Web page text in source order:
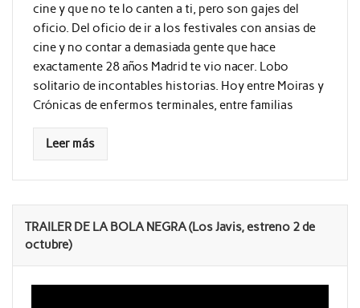
cine y que no te lo canten a ti, pero son gajes del
oficio. Del oficio de ir a los festivales con ansias de
cine y no contar a demasiada gente que hace
exactamente 28 años Madrid te vio nacer. Lobo
solitario de incontables historias. Hoy entre Moiras y
Crónicas de enfermos terminales, entre familias
Leer más
TRAILER DE LA BOLA NEGRA (Los Javis, estreno 2 de
octubre)
Reproductor